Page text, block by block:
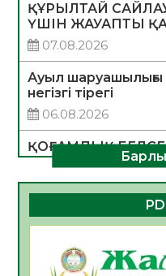
ҚҰРЫЛТАЙ
ҮШІН ЖАУАПТЫ
07.08.2026
Ауыл шаруашылығы
негізгі тірегі
06.08.2026
ҚОҒАМДЫҚ
ДАМУЫНЫҢ
06.08.2026
ҚҰРЫЛТАЙ
06.08.2026